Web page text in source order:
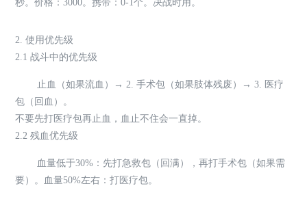
秒。价格：3000。携带：0-1个。决战时用。
2. 使用优先级
2.1 战斗中的优先级
止血（如果流血）→ 2. 手术包（如果肢体残废）→ 3. 医疗
包（回血）。
不要先打医疗包再止血，血止不住会一直掉。
2.2 残血优先级
血量低于30%：先打急救包（回满），再打手术包（如果需
要）。血量50%左右：打医疗包。